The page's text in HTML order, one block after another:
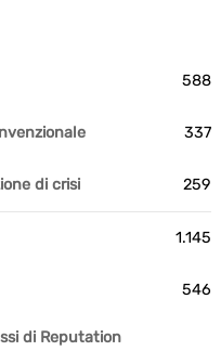
588
337
di crisi 259
1.145
546
di Reputation